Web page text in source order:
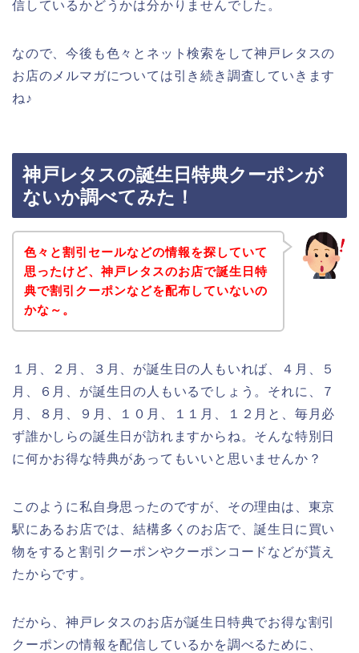
信しているかどうかは分かりませんでした。
なので、今後も色々とネット検索をして神戸レタスの
お店のメルマガについては引き続き調査していきます
ね♪
神戸レタスの誕生日特典クーポンが
ないか調べてみた！
色々と割引セールなどの情報を探していて
思ったけど、神戸レタスのお店で誕生日特
典で割引クーポンなどを配布していないの
かな～。
１月、２月、３月、が誕生日の人もいれば、４月、５
月、６月、が誕生日の人もいるでしょう。それに、７
月、８月、９月、１０月、１１月、１２月と、毎月必
ず誰かしらの誕生日が訪れますからね。そんな特別日
に何かお得な特典があってもいいと思いませんか？
このように私自身思ったのですが、その理由は、東京
駅にあるお店では、結構多くのお店で、誕生日に買い
物をすると割引クーポンやクーポンコードなどが貰え
たからです。
だから、神戸レタスのお店が誕生日特典でお得な割引
クーポンの情報を配信しているかを調べるために、